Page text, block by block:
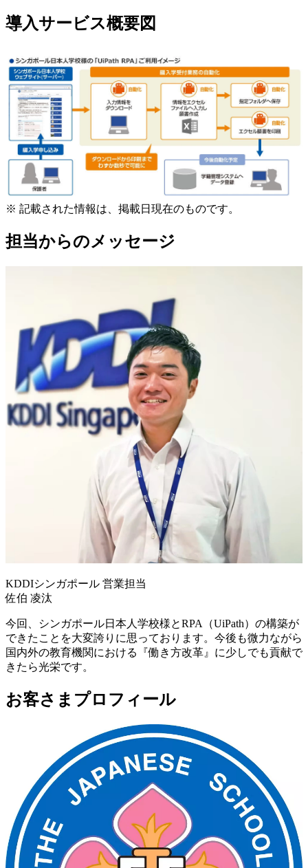
導入サービス概要図
※ 記載された情報は、掲載日現在のものです。
担当からのメッセージ
KDDIシンガポール 営業担当
佐伯 凌汰
今回、シンガポール日本人学校様とRPA（UiPath）の構築が
できたことを大変誇りに思っております。今後も微力ながら
国内外の教育機関における『働き方改革』に少しでも貢献で
きたら光栄です。
お客さまプロフィール